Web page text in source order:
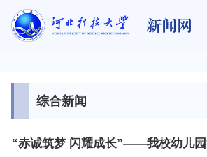
综合新闻
“赤诚筑梦 闪耀成长”——我校幼儿园